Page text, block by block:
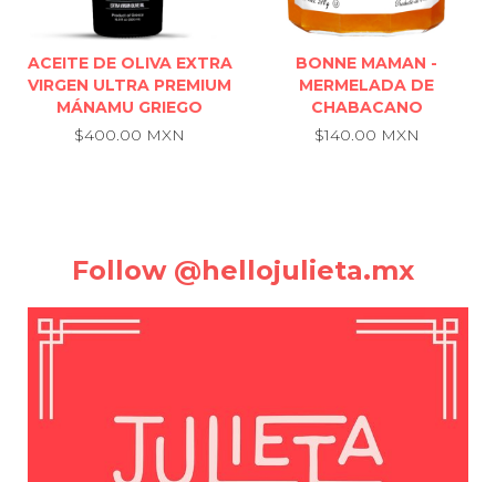
ACEITE DE OLIVA EXTRA
VIRGEN ULTRA PREMIUM
MÁNAMU GRIEGO
$400.00 MXN
BONNE MAMAN -
MERMELADA DE
CHABACANO
$140.00 MXN
Follow @hellojulieta.mx